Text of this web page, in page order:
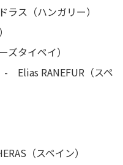
ス（ハンガリー）
タイペイ）
- Elias RANEFUR（スペ
（スペイン）